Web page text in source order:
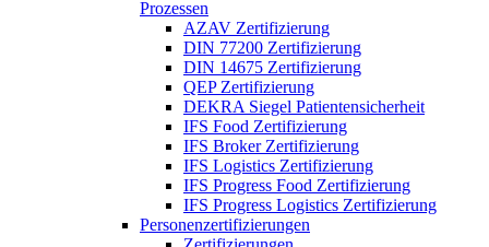
Prozessen
AZAV Zertifizierung
DIN 77200 Zertifizierung
DIN 14675 Zertifizierung
QEP Zertifizierung
DEKRA Siegel Patientensicherheit
IFS Food Zertifizierung
IFS Broker Zertifizierung
IFS Logistics Zertifizierung
IFS Progress Food Zertifizierung
IFS Progress Logistics Zertifizierung
Personenzertifizierungen